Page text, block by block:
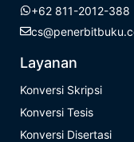
+62 811-2012-388
Layanan
Konversi Skripsi
Konversi Tesis
Konversi Disertasi